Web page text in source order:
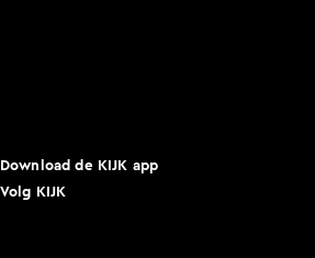
Download de KIJK app
Volg KIJK